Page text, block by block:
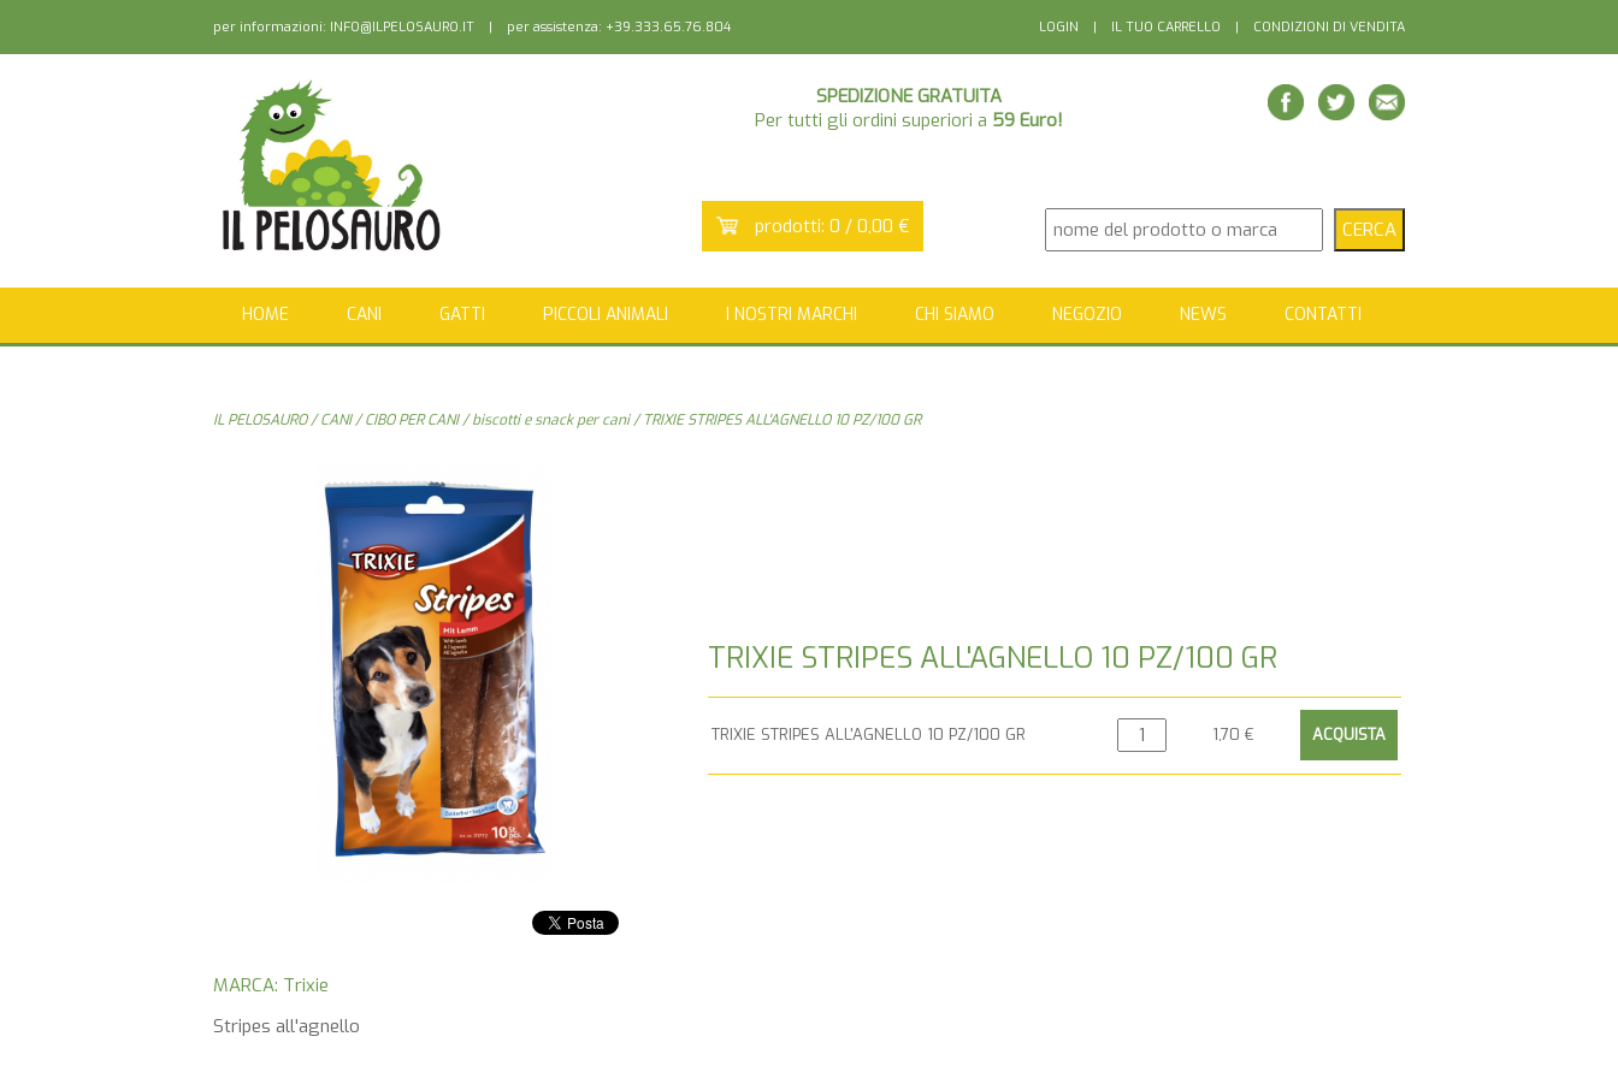
per informazioni: INFO@ILPELOSAURO.IT | per assistenza: +39.333.65.76.804 LOGIN | IL TUO CARRELLO | CONDIZIONI DI VENDITA
prodotti: 0 / 0,00 €
SPEDIZIONE GRATUITA
Per tutti gli ordini superiori a 59 Euro!
HOME CANI GATTI PICCOLI ANIMALI I NOSTRI MARCHI CHI SIAMO NEGOZIO NEWS CONTATTI
IL PELOSAURO/CANI/CIBO PER CANI/biscotti e snack per cani/ TRIXIE STRIPES ALL'AGNELLO 10 PZ/100 GR
TRIXIE STRIPES ALL'AGNELLO 10 PZ/100 GR
TRIXIE STRIPES ALL'AGNELLO 10 PZ/100 GR 1,70 €
MARCA: Trixie
Stripes all'agnello